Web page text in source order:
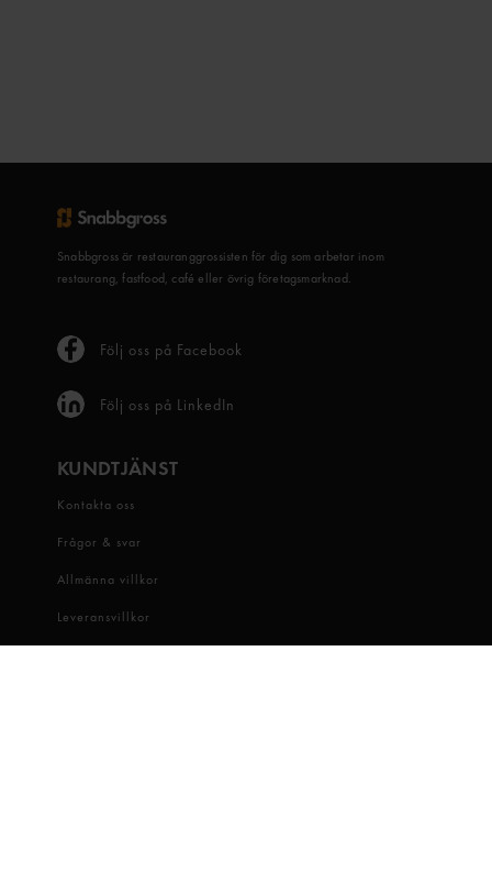
Snabbgross är restauranggrossisten för dig som arbetar inom
restaurang, fastfood, café eller övrig företagsmarknad.
Följ oss på Facebook
Följ oss på LinkedIn
KUNDTJÄNST
Kontakta oss
Frågor & svar
Allmänna villkor
Leveransvillkor